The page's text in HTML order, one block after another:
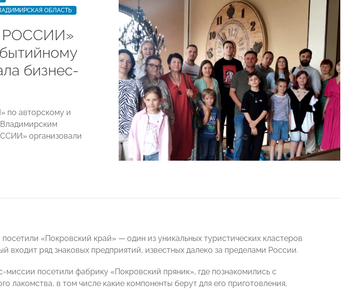
ОБЛАСТЬ
РОССИИ»
бизнес-
по авторскому и
организовали
«Покровский край» — один из уникальных туристических кластеров
входит ряд знаковых предприятий, известных далеко за пределами России.
миссии посетили фабрику «Покровский пряник», где познакомились с
лакомства, в том числе какие компоненты берут для его приготовления,